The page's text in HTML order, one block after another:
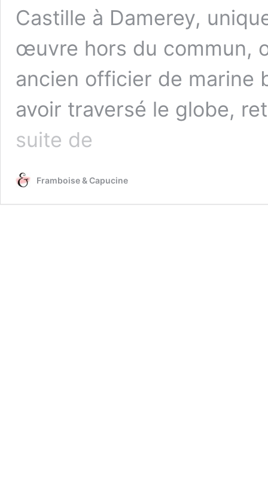
Castille à Damerey,
œuvre hors du commun,
ancien officier de marine
avoir traversé le globe,
suite de
Castille
Damerey
Framboise & Capucine